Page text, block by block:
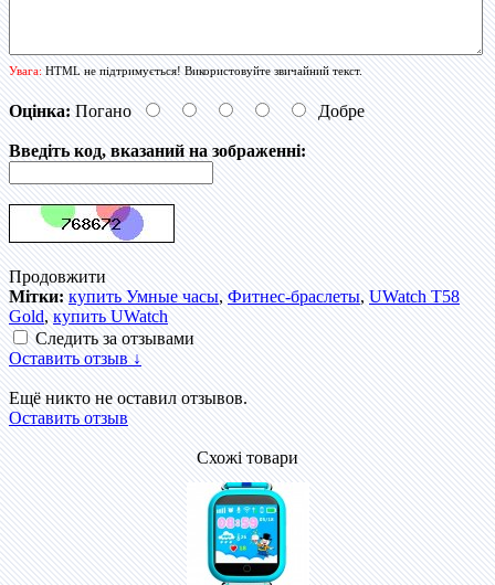
Увага:HTML не підтримується! Використовуйте звичайний текст.
Оцінка: Погано Добре
Введіть код, вказаний на зображенні:
Продовжити
Мітки: купить Умные часы,Фитнес-браслеты,UWatch T58
Gold,купить UWatch
Следить за отзывами
Оставить отзыв ↓
Ещё никто не оставил отзывов.
Оставить отзыв
Схожі товари